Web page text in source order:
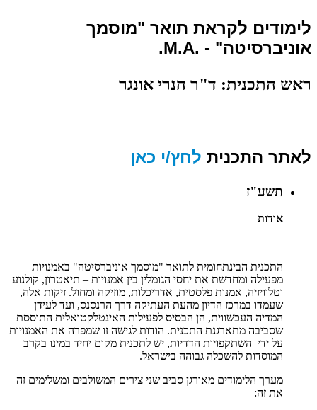
לימודים לקראת תואר "מוסמך
אוניברסיטה" - .M.A.
ראש התכנית: ד"ר הנרי אונגר
לאתר התכנית לחץ/י כאן
תשע"ז
אודות
התכנית הבינתחומית לתואר "מוסמך אוניברסיטה" באמנויות
מפעילה ומחדשת את יחסי הגומלין בין אמנויות – תיאטרון, קולנוע
וטלוויזיה, אמנות פלסטית, אדריכלות, מוזיקה ומחול. זיקות אלה,
שעמדו במרכז הדיון מהעת העתיקה דרך הרנסנס, ועד לעידן
המדיה העכשווית, הן הבסיס לפעילות האינטלקטואלית התוססת
שסביבה מתארגנת התכנית. הודות לגישה זו שמפרה את האמנויות
על ידי השתקפויות הדדיות, יש לתכנית מקום יחיד במינו בקרב
המוסדות להשכלה גבוהה בישראל.
מערך הלימודים מאורגן סביב שני צירים המשולבים ומשלימים זה
את זה: